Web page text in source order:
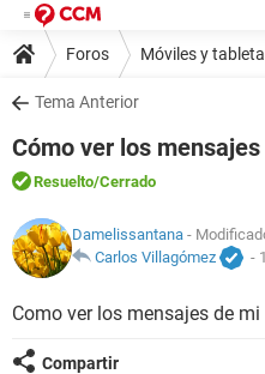
Foros Móviles y
Tema Anterior
Cómo ver los
Resuelto/Cerrado
Damelissantana -
Carlos Villagómez
-
Como ver los mensajes de
Compartir